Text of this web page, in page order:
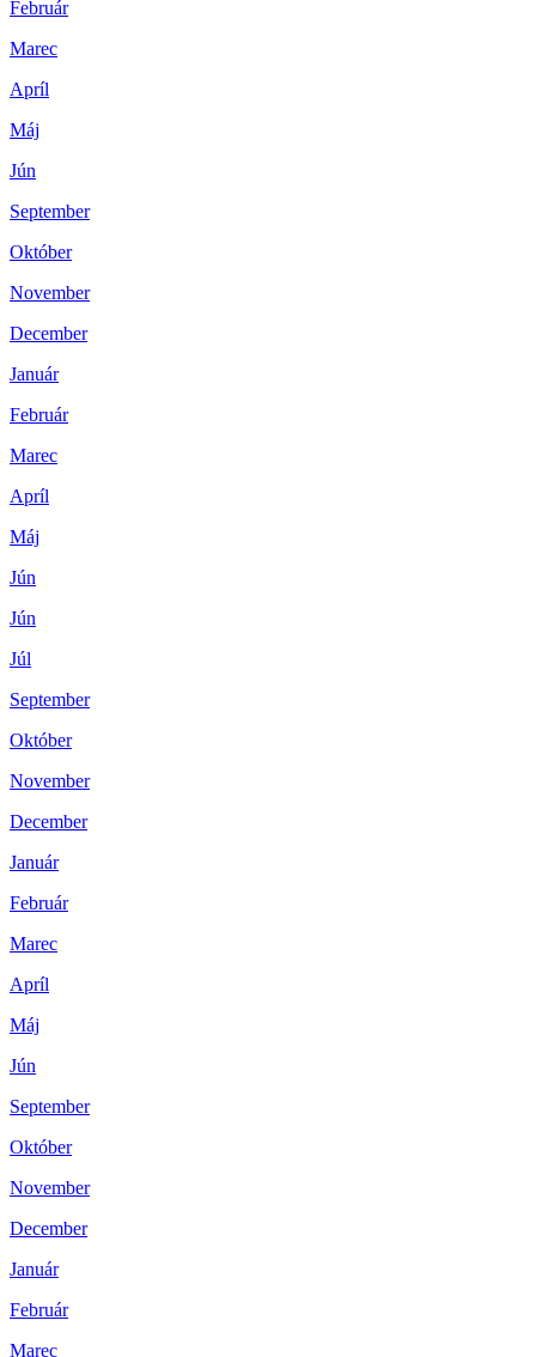
Február
Marec
Apríl
Máj
Jún
September
Október
November
December
Január
Február
Marec
Apríl
Máj
Jún
Jún
Júl
September
Október
November
December
Január
Február
Marec
Apríl
Máj
Jún
September
Október
November
December
Január
Február
Marec